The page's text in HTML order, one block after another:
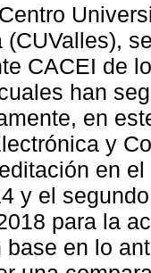
(CUValles),
CACEI de
han
en
y
en
y el
para la
base en lo